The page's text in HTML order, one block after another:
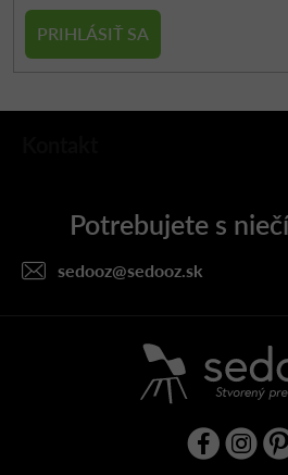
PRIHLÁSIŤ SA
Z
sedooz@sedooz.sk